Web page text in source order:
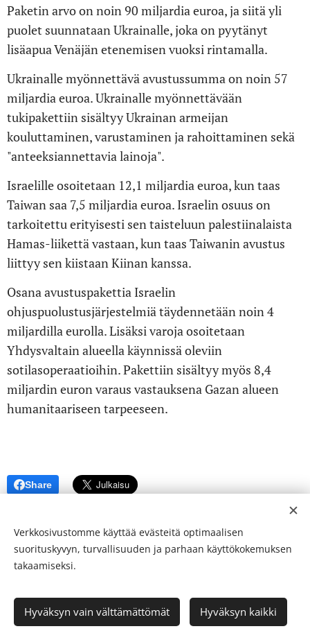
Paketin arvo on noin 90 miljardia euroa, ja siitä yli
puolet suunnataan Ukrainalle, joka on pyytänyt
lisäapua Venäjän etenemisen vuoksi rintamalla.
Ukrainalle myönnettävä avustussumma on noin 57
miljardia euroa. Ukrainalle myönnettävään
tukipakettiin sisältyy Ukrainan armeijan
kouluttaminen, varustaminen ja rahoittaminen sekä
"anteeksiannettavia lainoja".
Israelille osoitetaan 12,1 miljardia euroa, kun taas
Taiwan saa 7,5 miljardia euroa. Israelin osuus on
tarkoitettu erityisesti sen taisteluun palestiinalaista
Hamas-liikettä vastaan, kun taas Taiwanin avustus
liittyy sen kiistaan Kiinan kanssa.
Osana avustuspakettia Israelin
ohjuspuolustusjärjestelmiä täydennetään noin 4
miljardilla eurolla. Lisäksi varoja osoitetaan
Yhdysvaltain alueella käynnissä oleviin
sotilasoperaatioihin. Pakettiin sisältyy myös 8,4
miljardin euron varaus vastauksena Gazan alueen
humanitaariseen tarpeeseen.
Share
ISSN 2342-3439
Verkkosivustomme käyttää evästeitä optimaalisen
suorituskyvyn, turvallisuuden ja parhaan käyttökokemuksen
takaamiseksi.
Hyväksyn vain välttämättömät Hyväksyn kaikki